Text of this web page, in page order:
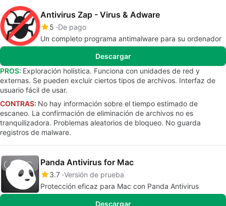
Antivirus Zap - Virus & Adware
5 De pago
Un completo programa antimalware para su ordenador
Descargar
PROS: Exploración holística. Funciona con unidades de red y
externas. Se pueden excluir ciertos tipos de archivos. Interfaz de
usuario fácil de usar.
CONTRAS: No hay información sobre el tiempo estimado de
escaneo. La confirmación de eliminación de archivos no es
tranquilizadora. Problemas aleatorios de bloqueo. No guarda
registros de malware.
Panda Antivirus for Mac
3.7 Versión de prueba
Protección eficaz para Mac con Panda Antivirus
Descargar